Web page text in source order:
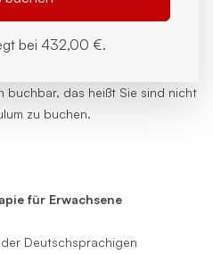
buchbar, das heißt Sie sind nicht
zu buchen.
für Erwachsene
Deutschsprachigen
bei 432,00 €.